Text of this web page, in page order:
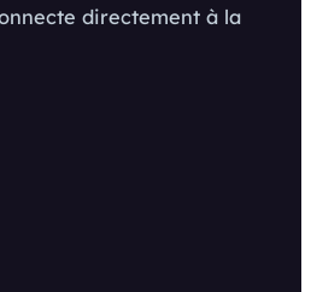
directement à la